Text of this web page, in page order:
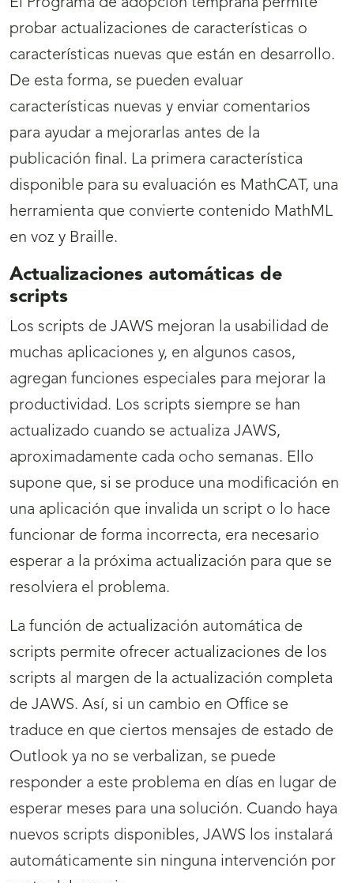
El Programa de adopción temprana permite
probar actualizaciones de características o
características nuevas que están en desarrollo.
De esta forma, se pueden evaluar
características nuevas y enviar comentarios
para ayudar a mejorarlas antes de la
publicación final. La primera característica
disponible para su evaluación es MathCAT, una
herramienta que convierte contenido MathML
en voz y Braille.
Actualizaciones automáticas de
scripts
Los scripts de JAWS mejoran la usabilidad de
muchas aplicaciones y, en algunos casos,
agregan funciones especiales para mejorar la
productividad. Los scripts siempre se han
actualizado cuando se actualiza JAWS,
aproximadamente cada ocho semanas. Ello
supone que, si se produce una modificación en
una aplicación que invalida un script o lo hace
funcionar de forma incorrecta, era necesario
esperar a la próxima actualización para que se
resolviera el problema.
La función de actualización automática de
scripts permite ofrecer actualizaciones de los
scripts al margen de la actualización completa
de JAWS. Así, si un cambio en Office se
traduce en que ciertos mensajes de estado de
Outlook ya no se verbalizan, se puede
responder a este problema en días en lugar de
esperar meses para una solución. Cuando haya
nuevos scripts disponibles, JAWS los instalará
automáticamente sin ninguna intervención por